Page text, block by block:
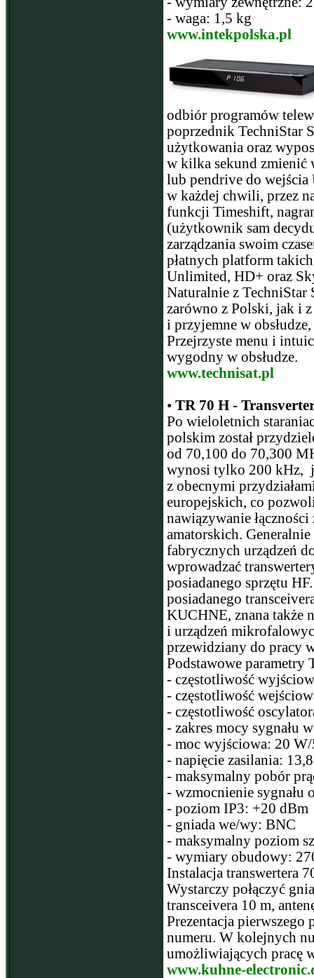
- waga: 1,5 kg
www.intekpolska.pl
odbiór programów
poprzednik TechniStar
użytkowania oraz
w kilka sekund zmienić
lub pendrive do wejścia
w każdej chwili, przez
funkcji Timeshift,
(użytkownik sam
zarządzania swoim
płatnych platform
Unlimited, HD+ oraz
Naturalnie z TechniStar
zarówno z Polski, jak i z
i przyjemne w
Przejrzyste menu i
wygodny w obsłudze.
www.technisat.pl
• TR 70 H -
Po wieloletnich
polskim został
od 70,100 do 70,300
wynosi tylko 200 kHz,
z obecnymi
europejskich, co
nawiązywanie
amatorskich.
fabrycznych urządzeń
wprowadzać
posiadanego sprzętu
posiadanego
KUCHNE, znana także
i urządzeń
przewidziany do pracy
Podstawowe parametry
- częstotliwość
- częstotliwość
- częstotliwość
- zakres mocy sygnału
- moc wyjściowa: 20
- napięcie zasilania:
- maksymalny pobór
- wzmocnienie sygnału
- poziom IP3: +20 dBm
- gniada we/wy: BNC
- maksymalny poziom
- wymiary obudowy:
Instalacja transwertera
Wystarczy połączyć
transceivera 10 m,
Prezentacja pierwszego
numeru. W kolejnych
umożliwiających pracę
www.kuhne-